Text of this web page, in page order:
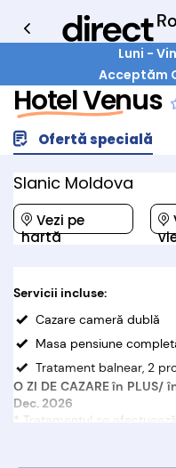
Luni -
Acceptăm
Hotel Venus
Ofertă specială
Slanic Moldova
Vezi pe
hartă
Servicii incluse:
Cazare cameră dublă
Masa pensiune
Tratament balnear, 2
O ZI DE CAZARE în PLUS/
Dec. 2026
* Tratamentul se
* Pentru tratament turiștii